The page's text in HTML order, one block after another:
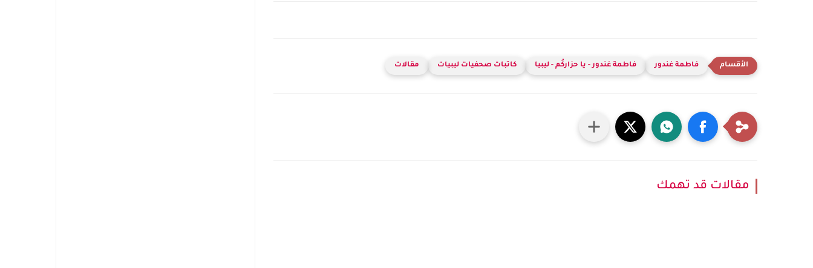
فاطمة غندور فاطمة غندور - يا حزاركُم - ليبيا كاتبات صحفيات ليبيات مقالات
مقالات قد تهمك